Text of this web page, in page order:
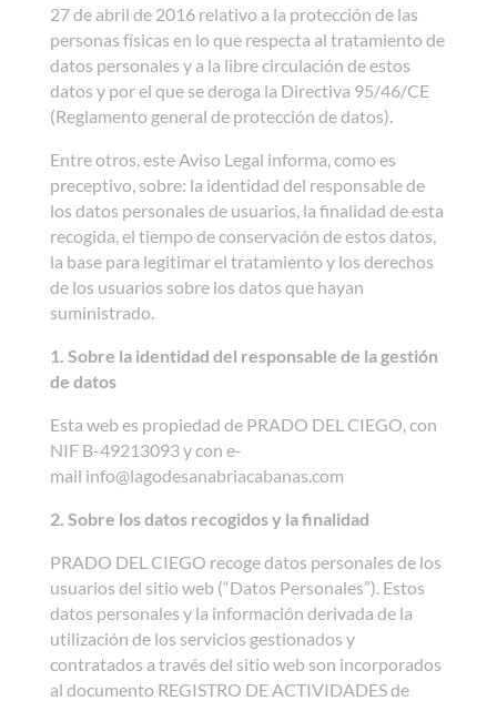
27 de abril de 2016 relativo a la protección de las
personas físicas en lo que respecta al tratamiento de
datos personales y a la libre circulación de estos
datos y por el que se deroga la Directiva 95/46/CE
(Reglamento general de protección de datos).
Entre otros, este Aviso Legal informa, como es
preceptivo, sobre: la identidad del responsable de
los datos personales de usuarios, la finalidad de esta
recogida, el tiempo de conservación de estos datos,
la base para legitimar el tratamiento y los derechos
de los usuarios sobre los datos que hayan
suministrado.
1. Sobre la identidad del responsable de la gestión
de datos
Esta web es propiedad de PRADO DEL CIEGO, con
NIF B-49213093 y con e-
mail info@lagodesanabriacabanas.com
2. Sobre los datos recogidos y la finalidad
PRADO DEL CIEGO recoge datos personales de los
usuarios del sitio web (“Datos Personales”). Estos
datos personales y la información derivada de la
utilización de los servicios gestionados y
contratados a través del sitio web son incorporados
al documento REGISTRO DE ACTIVIDADES de